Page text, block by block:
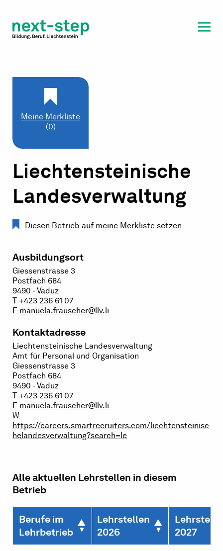
Beratung & Unterstützung
Liechtensteinische
Landesverwaltung
Diesen Betrieb auf meine Merkliste setzen
Ausbildungsort
Giessenstrasse 3
Postfach 684
9490 - Vaduz
T +423 236 61 07
E manuela.frauscher@llv.li
Kontaktadresse
Liechtensteinische Landesverwaltung
Amt für Personal und Organisation
Giessenstrasse 3
Postfach 684
9490 - Vaduz
T +423 236 61 07
E manuela.frauscher@llv.li
W
https://careers.smartrecruiters.com/liechtensteinisc
helandesverwaltung?search=le
Meine Merkliste
(0)
Alle aktuellen Lehrstellen in diesem
Betrieb
Berufe im
Lehrbetrieb
Lehrstellen
2026
2027